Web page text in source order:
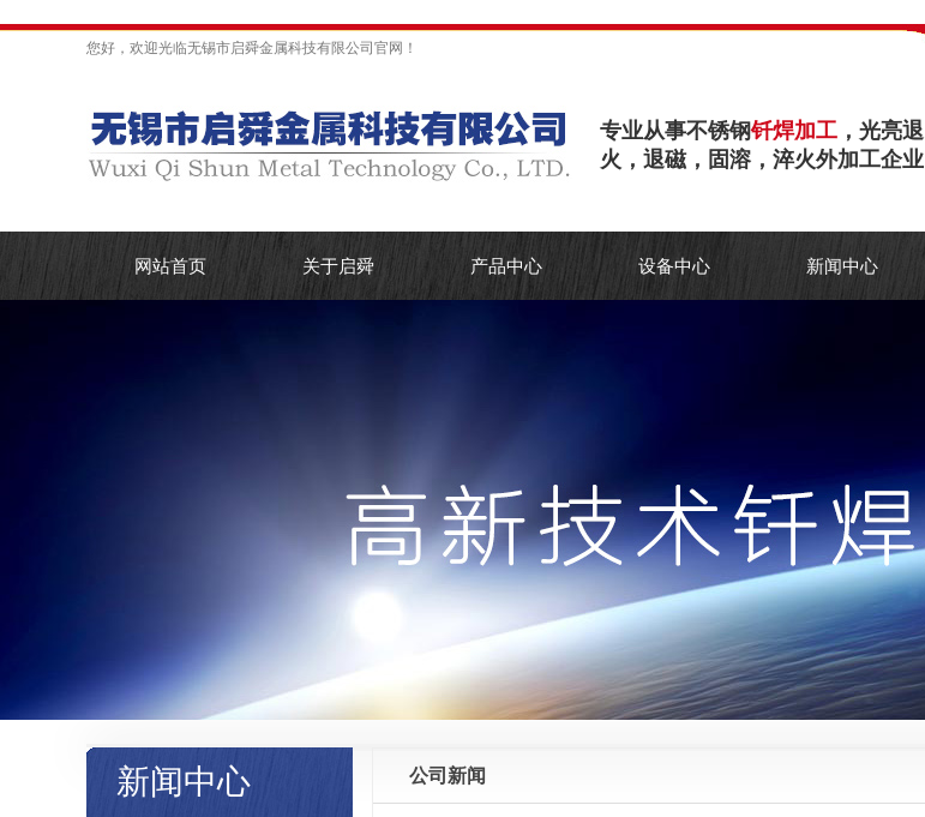
您好，欢迎光临无锡市启舜金属科技有限公司官网！
专业从事不锈钢钎焊加工 ，光亮退
火，退磁，固溶，淬火外加工企业
网站首页 关于启舜 产品中心 设备中心 新闻中心
新闻中心 公司新闻